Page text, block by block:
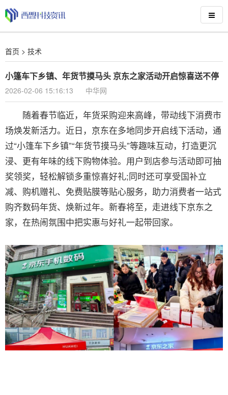
首页 > 技术
小篷车下乡镇、年货节摸马头 京东之家活动开启惊喜送不停
2026-02-06 15:16:13 中华网
随着春节临近，年货采购迎来高峰，带动线下消费市
场焕发新活力。近日，京东在多地同步开启线下活动，通
过“小篷车下乡镇”“年货节摸马头”等趣味互动，打造更沉
浸、更有年味的线下购物体验。用户到店参与活动即可抽
奖领奖，轻松解锁多重惊喜好礼;同时还可享受国补立
减、购机赠礼、免费贴膜等贴心服务，助力消费者一站式
购齐数码年货、焕新过年。新春将至，走进线下京东之
家，在热闹氛围中把实惠与好礼一起带回家。